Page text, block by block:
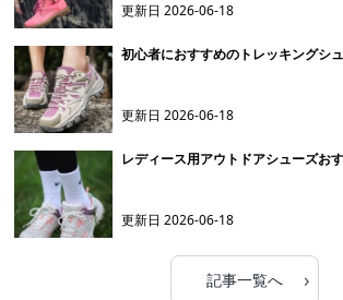
更新日2026-06-18
初心者におすすめのトレッキングシ
更新日2026-06-18
レディース用アウトドアシューズお
更新日2026-06-18
記事一覧へ ›